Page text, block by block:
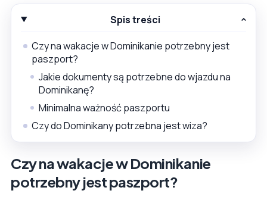
Spis treści
Czy na wakacje w Dominikanie potrzebny jest
paszport?
Jakie dokumenty są potrzebne do wjazdu na
Dominikanę?
Minimalna ważność paszportu
Czy do Dominikany potrzebna jest wiza?
Czy na wakacje w Dominikanie
potrzebny jest paszport?